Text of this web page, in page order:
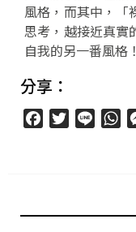
風格，而其中，「
思考，越接近真實
自我的另一番風格！
分享：
FacebookTwitter
Line